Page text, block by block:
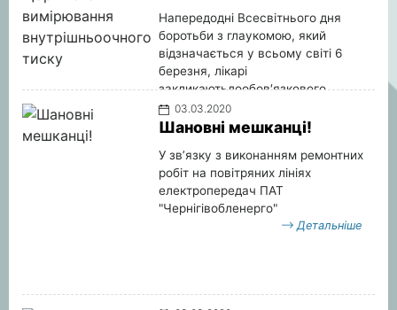
Напередодні Всесвітнього дня
боротьби з глаукомою, який
відзначається у всьому світі 6
березня, лікарі
закликаютьдообов′язкового
систематичного щорічного
вимірювання внутрішньоочного
Детальніше
03.03.2020
Шановні мешканці!
У зв’язку з виконанням ремонтних
робіт на повітряних лініях
електропередач ПАТ
"Чернігівобленерго"
Детальніше